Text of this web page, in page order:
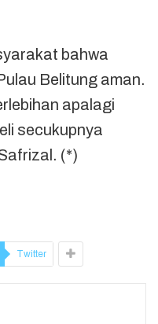
bahwa
Belitung aman.
apalagi
secukupnya
(*)
Twitter